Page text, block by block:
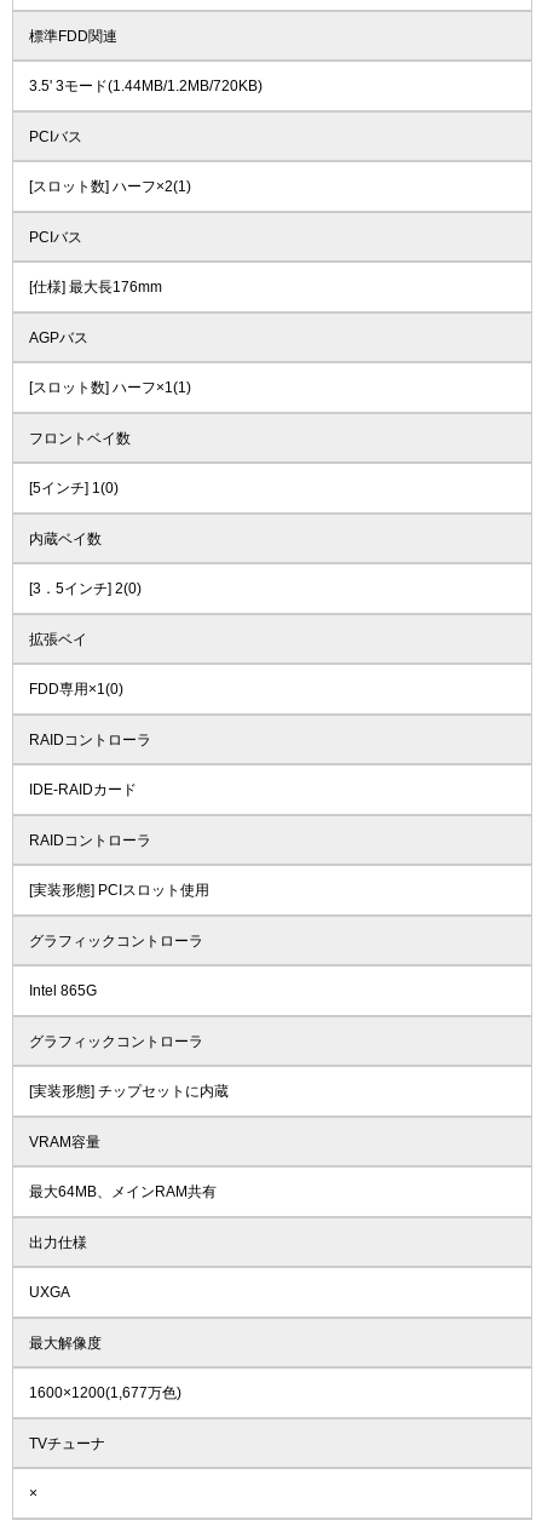
標準FDD関連
3.5' 3モード(1.44MB/1.2MB/720KB)
PCIバス
[スロット数] ハーフ×2(1)
PCIバス
[仕様] 最大長176mm
AGPバス
[スロット数] ハーフ×1(1)
フロントベイ数
[5インチ] 1(0)
内蔵ベイ数
[3．5インチ] 2(0)
拡張ベイ
FDD専用×1(0)
RAIDコントローラ
IDE-RAIDカード
RAIDコントローラ
[実装形態] PCIスロット使用
グラフィックコントローラ
Intel 865G
グラフィックコントローラ
[実装形態] チップセットに内蔵
VRAM容量
最大64MB、メインRAM共有
出力仕様
UXGA
最大解像度
1600×1200(1,677万色)
TVチューナ
×